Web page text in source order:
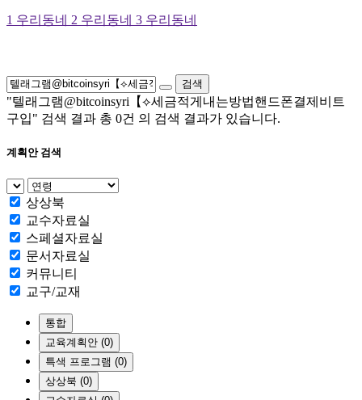
1 우리동네 2 우리동네 3 우리동네
검색
"텔래그램@bitcoinsyri【⟡세금적게내는방법핸드폰결제비트
구입" 검색 결과 총 0건 의 검색 결과가 있습니다.
계획안 검색
상상북
교수자료실
스페셜자료실
문서자료실
커뮤니티
교구/교재
통합
교육계획안 (0)
특색 프로그램 (0)
상상북 (0)